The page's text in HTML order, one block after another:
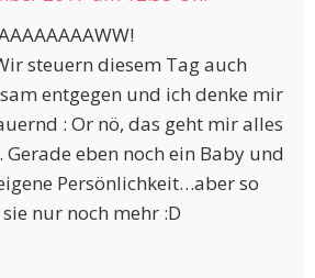
steuern diesem Tag auch
entgegen und ich denke mir
: Or nö, das geht mir alles
Gerade eben noch ein Baby und
Persönlichkeit…aber so
nur noch mehr :D